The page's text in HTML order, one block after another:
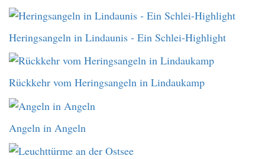
Heringsangeln in Lindaunis - Ein Schlei-Highlight
Rückkehr vom Heringsangeln in Lindaukamp
Angeln in Angeln